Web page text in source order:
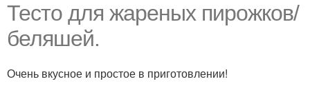
Тесто для жареных пирожков/
беляшей.
Очень вкусное и простое в приготовлении!